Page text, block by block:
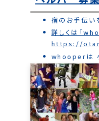
宿のお手伝い
詳しくは「
https://
whooperは